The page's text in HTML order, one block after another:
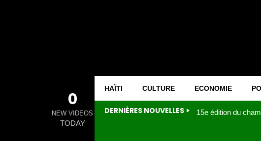
0
NEW VIDEOS
TODAY
HAÏTI CULTURE ECONOMIE
DERNIÈRES NOUVELLES